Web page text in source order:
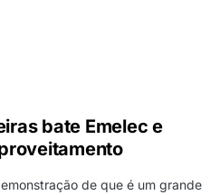
bate Emelec e
de que é um grande